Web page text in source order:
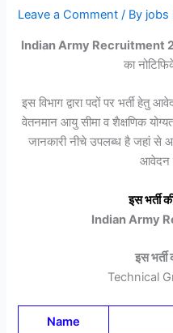
Leave a Comment / By
Indian Army Recruitment
का
इस विभाग द्वारा पदों पर भर्ती हेतु
वेतनमान आयु सीमा व शैक्षणिक
जानकारी नीचे उपलब्ध है जहां
आवेदन
इस भर्ती
Indian Army
इस भर्ती
Technical
Name